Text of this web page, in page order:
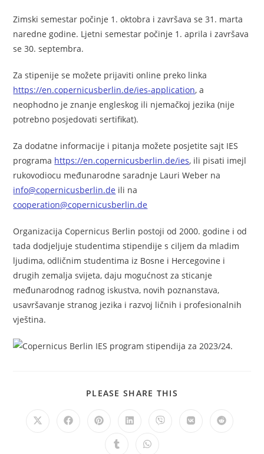
Zimski semestar počinje 1. oktobra i završava se 31. marta
naredne godine. Ljetni semestar počinje 1. aprila i završava
se 30. septembra.
Za stipenije se možete prijaviti online preko linka
https://en.copernicusberlin.de/ies-application, a
neophodno je znanje engleskog ili njemačkoj jezika (nije
potrebno posjedovati sertifikat).
Za dodatne informacije i pitanja možete posjetite sajt IES
programa https://en.copernicusberlin.de/ies, ili pisati imejl
rukovodiocu međunarodne saradnje Lauri Weber na
info@copernicusberlin.de ili na
cooperation@copernicusberlin.de
Organizacija Copernicus Berlin postoji od 2000. godine i od
tada dodjeljuje studentima stipendije s ciljem da mladim
ljudima, odličnim studentima iz Bosne i Hercegovine i
drugih zemalja svijeta, daju mogućnost za sticanje
međunarodnog radnog iskustva, novih poznanstava,
usavršavanje stranog jezika i razvoj ličnih i profesionalnih
vještina.
PLEASE SHARE THIS